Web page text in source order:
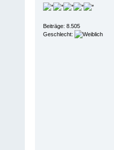
Beiträge: 8.505
Geschlecht: